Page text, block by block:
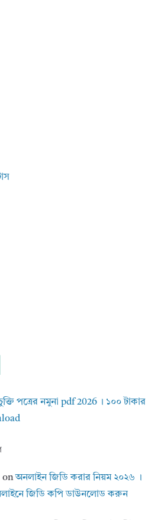
পত্রের নমুনা pdf 2026 । ১০০ টাকার
onঅনলাইন জিডি করার নিয়ম ২০২৬ ।
জিডি কপি ডাউনলোড করুন